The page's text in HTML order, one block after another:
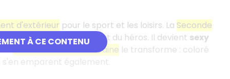
À CE CONTENU
d'extérieur pour le sport et les loisirs. La Seconde
monde, c'est le vêtement du héros. Il devient sexy
lacontre culture américaine le transforme : coloré
s'en emparent également.